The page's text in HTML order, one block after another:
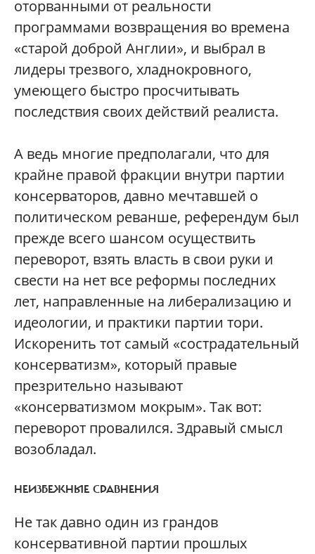
оторванными от реальности
программами возвращения во времена
«старой доброй Англии», и выбрал в
лидеры трезвого, хладнокровного,
умеющего быстро просчитывать
последствия своих действий реалиста.
А ведь многие предполагали, что для
крайне правой фракции внутри партии
консерваторов, давно мечтавшей о
политическом реванше, референдум был
прежде всего шансом осуществить
переворот, взять власть в свои руки и
свести на нет все реформы последних
лет, направленные на либерализацию и
идеологии, и практики партии тори.
Искоренить тот самый «сострадательный
консерватизм», который правые
презрительно называют
«консерватизмом мокрым». Так вот:
переворот провалился. Здравый смысл
возобладал.
НЕИЗБЕЖНЫЕ СРАВНЕНИЯ
Не так давно один из грандов
консервативной партии прошлых